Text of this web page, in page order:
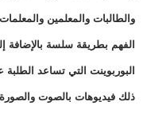
والطالبات والمعلمين
الفهم بطريقة سلسة بالإضافة
البوربوينت التي تساعد
ذلك فيديوهات بالصوت والصورة